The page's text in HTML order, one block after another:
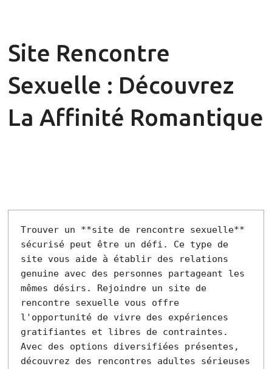
Site Rencontre
Sexuelle : Découvrez
La Affinité Romantique
Trouver un **site de rencontre sexuelle**
sécurisé peut être un défi. Ce type de
site vous aide à établir des relations
genuine avec des personnes partageant les
mêmes désirs. Rejoindre un site de
rencontre sexuelle vous offre
l'opportunité de vivre des expériences
gratifiantes et libres de contraintes.
Avec des options diversifiées présentes,
découvrez des rencontres adultes sérieuses